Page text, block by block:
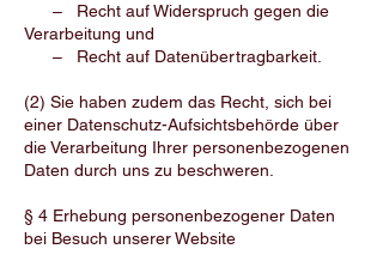
– Recht auf Widerspruch gegen die
Verarbeitung und
– Recht auf Datenübertragbarkeit.
(2) Sie haben zudem das Recht, sich bei
einer Datenschutz-Aufsichtsbehörde über
die Verarbeitung Ihrer personenbezogenen
Daten durch uns zu beschweren.
§ 4 Erhebung personenbezogener Daten
bei Besuch unserer Website